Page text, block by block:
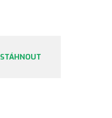
STÁHNOUT